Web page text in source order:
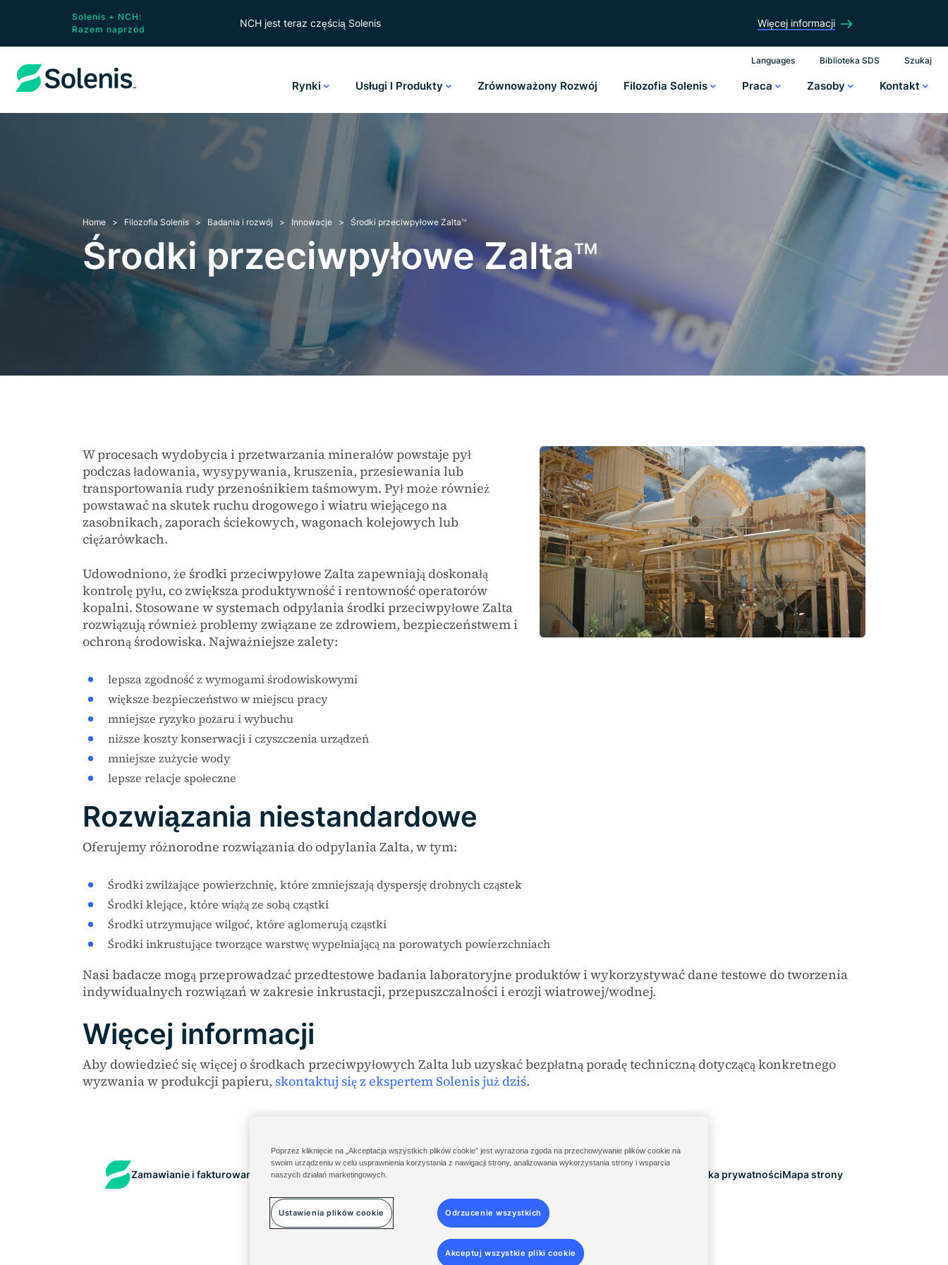
Solenis + NCH:
Razem naprzód
NCH jest teraz częścią Solenis Więcej informacji
Languages Biblioteka SDS Szukaj
Rynki Usługi I Produkty Zrównoważony Rozwój Filozofia Solenis Praca Zasoby Kontakt
Home Filozofia Solenis Badania i rozwój Innowacje Środki przeciwpyłowe ZaltaTM
Środki przeciwpyłowe ZaltaTM
W procesach wydobycia i przetwarzania minerałów powstaje pył
podczas ładowania, wysypywania, kruszenia, przesiewania lub
transportowania rudy przenośnikiem taśmowym. Pył może również
powstawać na skutek ruchu drogowego i wiatru wiejącego na
zasobnikach, zaporach ściekowych, wagonach kolejowych lub
ciężarówkach.
Udowodniono, że środki przeciwpyłowe Zalta zapewniają doskonałą
kontrolę pyłu, co zwiększa produktywność i rentowność operatorów
kopalni. Stosowane w systemach odpylania środki przeciwpyłowe Zalta
rozwiązują również problemy związane ze zdrowiem, bezpieczeństwem i
ochroną środowiska. Najważniejsze zalety:
lepsza zgodność z wymogami środowiskowymi
większe bezpieczeństwo w miejscu pracy
mniejsze ryzyko pożaru i wybuchu
niższe koszty konserwacji i czyszczenia urządzeń
mniejsze zużycie wody
lepsze relacje społeczne
Rozwiązania niestandardowe
Oferujemy różnorodne rozwiązania do odpylania Zalta, w tym:
Środki zwilżające powierzchnię, które zmniejszają dyspersję drobnych cząstek
Środki klejące, które wiążą ze sobą cząstki
Środki utrzymujące wilgoć, które aglomerują cząstki
Środki inkrustujące tworzące warstwę wypełniającą na porowatych powierzchniach
Nasi badacze mogą przeprowadzać przedtestowe badania laboratoryjne produktów i wykorzystywać dane testowe do tworzenia
indywidualnych rozwiązań w zakresie inkrustacji, przepuszczalności i erozji wiatrowej/wodnej.
Więcej informacji
Aby dowiedzieć się więcej o środkach przeciwpyłowych Zalta lub uzyskać bezpłatną poradę techniczną dotyczącą konkretnego
wyzwania w produkcji papieru, skontaktuj się z ekspertem Solenis już dziś.
Zamawianie i fakturowanie Portal składników w USALogowanie do chmury Solenis Polityka prywatnościMapa strony
©2014-2026 Solenis
Poprzez kliknięcie na „Akceptacja wszystkich plików cookie” jest wyrażona zgoda na przechowywanie plików cookie na
swoim urządzeniu w celu usprawnienia korzystania z nawigacji strony, analizowania wykorzystania strony i wsparcia
naszych działań marketingowych.
Ustawienia plików cookie Odrzucenie wszystkich
Akceptuj wszystkie pliki cookie